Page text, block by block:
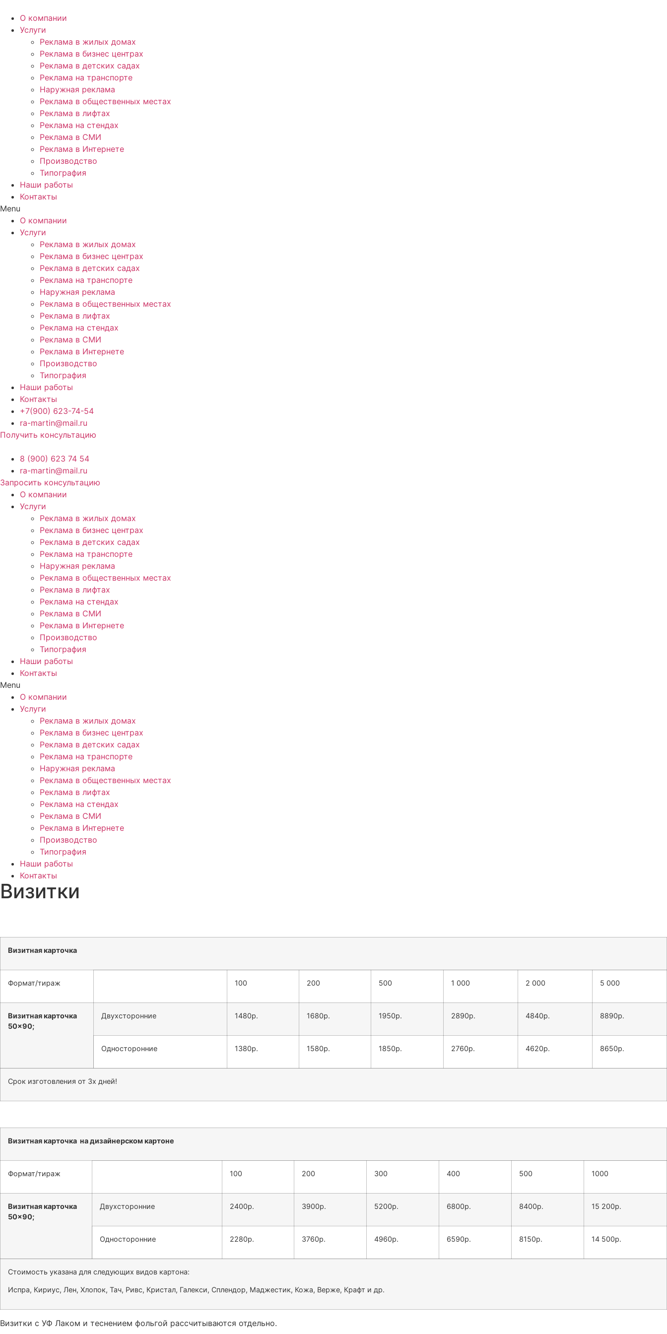
содержимому
О компании
Услуги
Реклама в жилых домах
Реклама в бизнес центрах
Реклама в детских садах
Реклама на транспорте
Наружная реклама
Реклама в общественных местах
Реклама в лифтах
Реклама на стендах
Реклама в СМИ
Реклама в Интернете
Производство
Типография
Наши работы
Контакты
Menu
О компании
Услуги
Реклама в жилых домах
Реклама в бизнес центрах
Реклама в детских садах
Реклама на транспорте
Наружная реклама
Реклама в общественных местах
Реклама в лифтах
Реклама на стендах
Реклама в СМИ
Реклама в Интернете
Производство
Типография
Наши работы
Контакты
+7(900) 623-74-54
ra-martin@mail.ru
Получить консультацию
8 (900) 623 74 54
ra-martin@mail.ru
Запросить консультацию
О компании
Услуги
Реклама в жилых домах
Реклама в бизнес центрах
Реклама в детских садах
Реклама на транспорте
Наружная реклама
Реклама в общественных местах
Реклама в лифтах
Реклама на стендах
Реклама в СМИ
Реклама в Интернете
Производство
Типография
Наши работы
Контакты
Menu
О компании
Услуги
Реклама в жилых домах
Реклама в бизнес центрах
Реклама в детских садах
Реклама на транспорте
Наружная реклама
Реклама в общественных местах
Реклама в лифтах
Реклама на стендах
Реклама в СМИ
Реклама в Интернете
Производство
Типография
Наши работы
Контакты
Визитки
Визитная карточка
Формат/тираж 100 200 500 1 000 2 000 5 000
Визитная карточка
50×90;
Двухсторонние 1480р. 1680р. 1950р. 2890р. 4840р. 8890р.
Односторонние 1380р. 1580р. 1850р. 2760р. 4620р. 8650р.
Срок изготовления от 3х дней!
Визитная карточка на дизайнерском картоне
Формат/тираж 100 200 300 400 500 1000
Визитная карточка
50×90;
Двухсторонние 2400р. 3900р. 5200р. 6800р. 8400р. 15 200р.
Односторонние 2280р. 3760р. 4960р. 6590р. 8150р. 14 500р.
Стоимость указана для следующих видов картона:
Испра, Кириус, Лен, Хлопок, Тач, Ривс, Кристал, Галекси, Сплендор, Маджестик, Кожа, Верже, Крафт и др.
Визитки с УФ Лаком и теснением фольгой рассчитываются отдельно.